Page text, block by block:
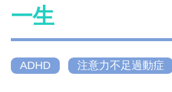
一生
ADHD 注意力不足過動症